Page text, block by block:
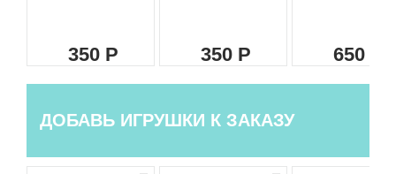
350 350 650
ДОБАВЬ ИГРУШКИ К ЗАКАЗУ